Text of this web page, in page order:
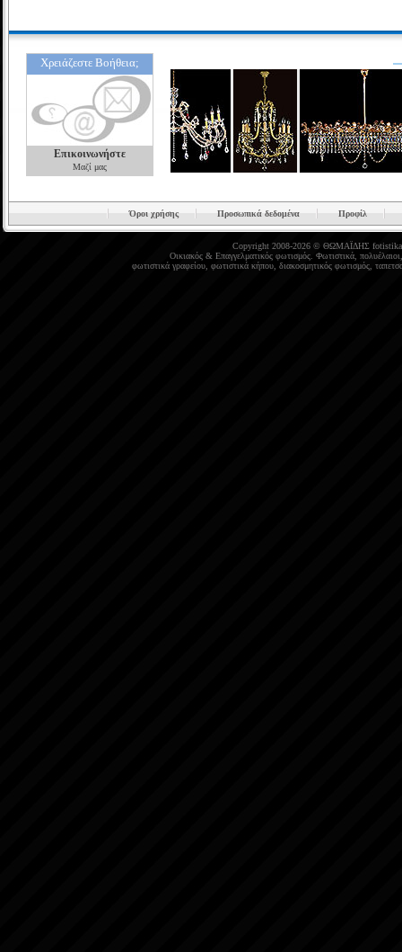
Χρειάζεστε Βοήθεια;
Επικοινωνήστε
Μαζί μας
Όροι χρήσης Προσωπικά δεδομένα Προφίλ
Copyright 2008-2026 © ΘΩΜΑΪΔΗΣ
Οικιακός& Επαγγελματικός φωτισμός. Φωτιστικά, πολυέλαιοι
φωτιστικά γραφείου, φωτιστικά κήπου, διακοσμητικός φωτισμός,